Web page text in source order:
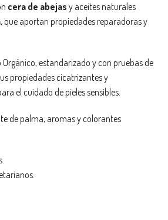
cera de abejas y aceites naturales
, que aportan propiedades reparadoras y
estandarizado y con pruebas de
propiedades cicatrizantes y
el cuidado de pieles sensibles.
de palma, aromas y colorantes